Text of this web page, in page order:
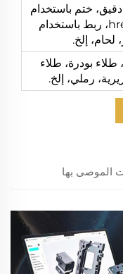
ختم باستخدام
ماكينة CNC، تhread، ربط باستخدام
لحام، إلخ.
بودرة، طلاء
رملي، إلخ.
الموصى بها